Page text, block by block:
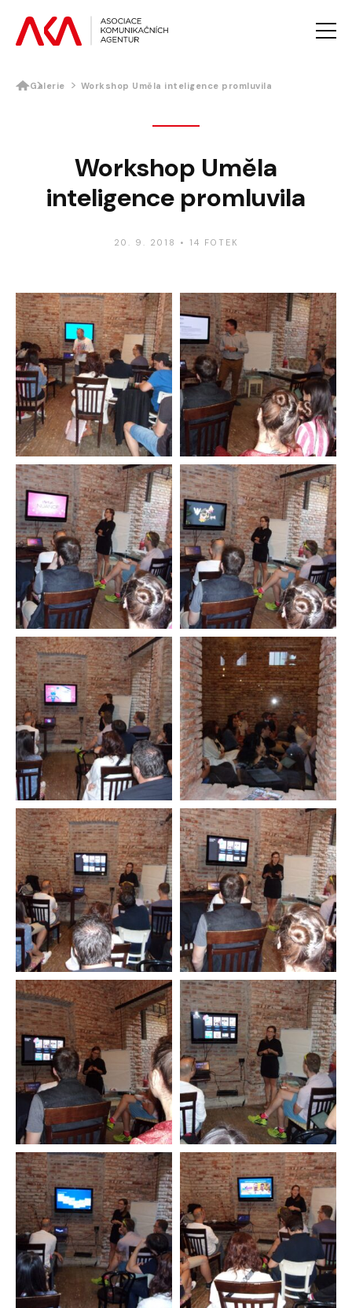
VZDĚLÁVÁNÍ
PRO MÉDIA
Galerie Workshop Uměla inteligence promluvila
Workshop Uměla
inteligence promluvila
20. 9. 2018 • 14 FOTEK